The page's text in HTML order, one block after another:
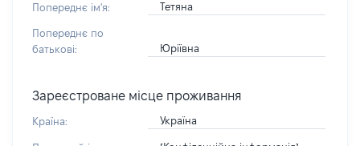
Попереднє ім'я: Тетяна
Попереднє по
батькові:
Юріївна
Зареєстроване місце проживання
Країна: Україна